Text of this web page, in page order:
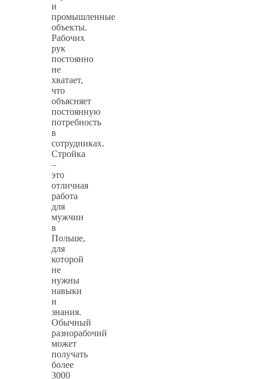
и
промышленные
объекты.
Рабочих
рук
постоянно
не
хватает,
что
объясняет
постоянную
потребность
в
сотрудниках.
Стройка
–
это
отличная
работа
для
мужчин
в
Польше,
для
которой
не
нужны
навыки
и
знания.
Обычный
разнорабочий
может
получать
более
3000